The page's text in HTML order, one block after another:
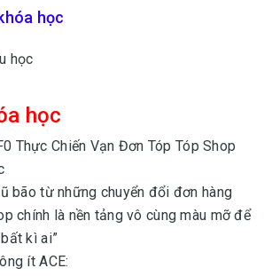
học
học
học
Thực Chiến Vạn Đơn Tóp Tóp Shop
bão từ những chuyển đổi đơn hàng
chính là nền tảng vô cùng màu mỡ để
kì ai”
ít ACE: